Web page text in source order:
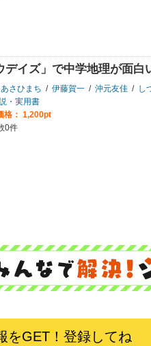
デイズ」で中学地理が面白
あさひまち / 伊藤賀一 / 沖元友佳 / し
・実用書
格： 1,200pt
0件
をGET！登録してね